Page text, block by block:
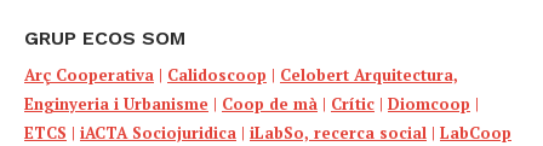
GRUP ECOS SOM
Arç Cooperativa | Calidoscoop | Celobert Arquitectura,
Enginyeria i Urbanisme | Coop de mà | Crític | Diomcoop |
ETCS | iACTA Sociojuridica | iLabSo, recerca social | LabCoop